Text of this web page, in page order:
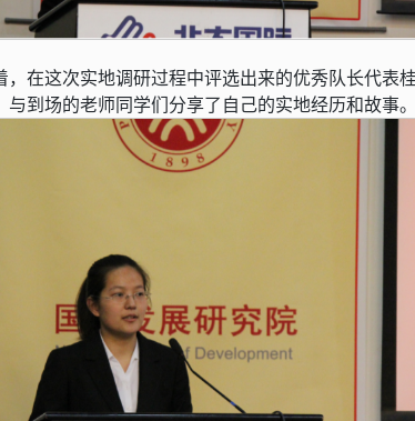
，在这次实地调研过程中评选出来的优秀队长代表
与到场的老师同学们分享了自己的实地经历和故事。